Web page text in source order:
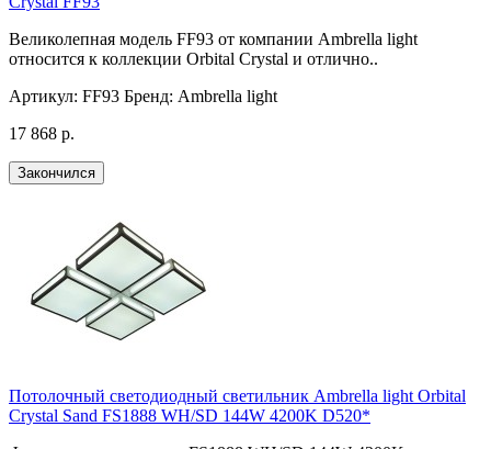
Великолепная модель FF93 от компании Ambrella light
относится к коллекции Orbital Crystal и отлично..
Артикул: FF93 Бренд: Ambrella light
17 868 р.
Закончился
Потолочный светодиодный светильник Ambrella light Orbital
Crystal Sand FS1888 WH/SD 144W 4200K D520*